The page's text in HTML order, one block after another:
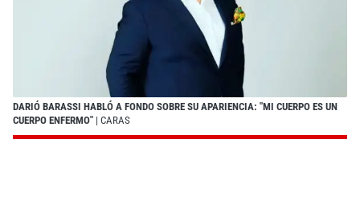
DARIÓ BARASSI HABLÓ A FONDO SOBRE SU APARIENCIA: "MI CUERPO ES UN
CUERPO ENFERMO" | CARAS